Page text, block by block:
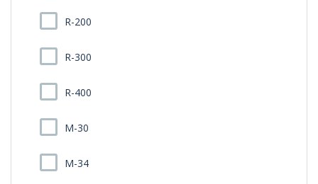
R-200
R-300
R-400
M-30
M-34